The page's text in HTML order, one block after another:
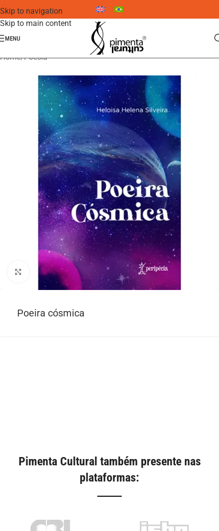
Skip to navigation
Skip to main content
MENU
Home/Poesia
Click to enlarge
Poeira cósmica
Pimenta Cultural também presente nas
plataformas: